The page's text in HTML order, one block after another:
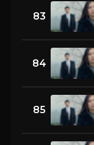
83
84
85